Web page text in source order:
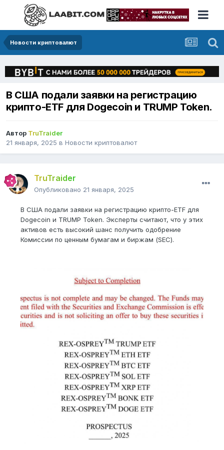
Новости криптовалют
В США подали заявки на регистрацию
крипто-ETF для Dogecoin и TRUMP Token.
Автор TruTraider
21 января, 2025 в Новости криптовалют
TruTraider
Опубликовано 21 января, 2025
В США подали заявки на регистрацию крипто-ETF для
Dogecoin и TRUMP Token. Эксперты считают, что у этих
активов есть высокий шанс получить одобрение
Комиссии по ценным бумагам и биржам (SEC).